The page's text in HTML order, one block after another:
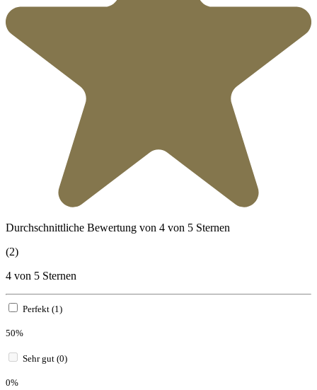
Durchschnittliche Bewertung von 4 von 5 Sternen
(2)
4 von 5 Sternen
Perfekt (1)
50%
Sehr gut (0)
0%